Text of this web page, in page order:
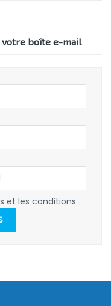
votre boîte e-mail
et les conditions